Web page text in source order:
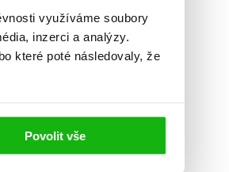
využíváme soubory
inzerci a analýzy.
které poté následovaly, že
Povolit vše